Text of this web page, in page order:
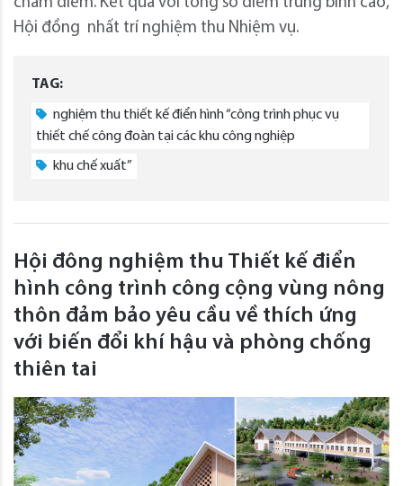
Hội đồng nhất trí nghiệm thu Nhiệm vụ.
TAG:
nghiệm thu thiết kế điển hình “công trình phục vụ
thiết chế công đoàn tại các khu công nghiệp
khu chế xuất”
Hội đông nghiệm thu Thiết kế điển
hình công trình công cộng vùng nông
thôn đảm bảo yêu cầu về thích ứng
với biến đổi khí hậu và phòng chống
thiên tai